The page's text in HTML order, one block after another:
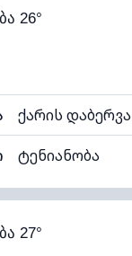
ხილვადობა
26°
ქარის დაბერვა
ტენიანობა
ღრუბლიანობა
ხილვადობა
27°